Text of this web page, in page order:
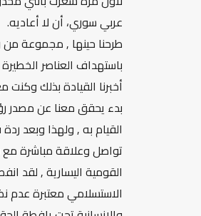
عربي سوري، أن لا أعاديه.
طرحنا حينها , مجموعة
باستهداف العناصر
أخبرنا القيادة بذلك
بدء يحقق معنا عن مصدر
القيام به , ولهذا وبعد
تواصل وعلاقة مباشرة مع
القومية اليسارية , لقد
الاستسلامي معتبرة عدم